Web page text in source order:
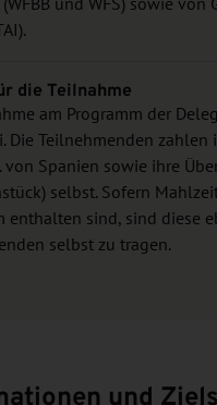
und WFS) sowie von
die Teilnahme
am Programm der
Die Teilnehmenden zahlen
von Spanien sowie ihre
selbst. Sofern
enthalten sind, sind diese
selbst zu tragen.
und